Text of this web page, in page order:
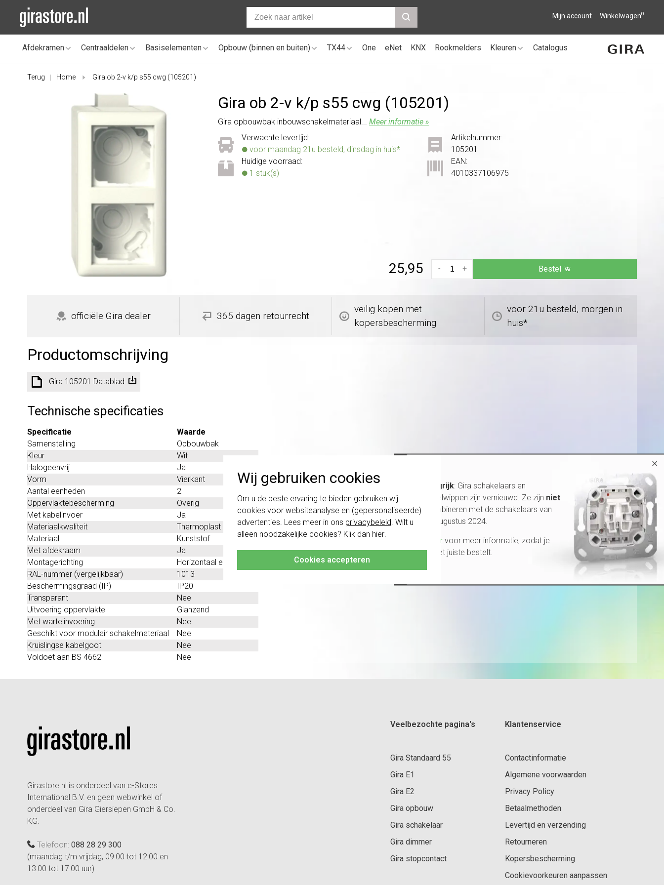
Wij gebruiken cookies
Om u de beste ervaring te bieden gebruiken wij
cookies voor websiteanalyse en (gepersonaliseerde)
advertenties. Lees meer in ons privacybeleid . Wilt u
alleen noodzakelijke cookies? Klik dan hier
Cookies accepteren
Mijn account Winkelwagen0
Afdekramen Centraaldelen Basiselementen Opbouw (binnen en buiten) TX44 One eNet KNX Rookmelders Kleuren Catalogus
Terug Home Gira ob 2-v k/p s55 cwg (105201)
Gira ob 2-v k/p s55 cwg (105201)
Gira opbouwbak inbouwschakelmateriaal...Meer informatie »
Verwachte levertijd:
voor maandag 21u besteld, dinsdag in huis*
Huidige voorraad:
1 stuk(s)
Artikelnummer:
105201
EAN:
4010337106975
25,95 +
- Bestel
officiële Gira dealer 365 dagen retourrecht
veilig kopen met
kopersbescherming
voor 21u besteld, morgen in
huis*
Productomschrijving
Gira 105201 Datablad
Technische specificaties
Specificatie
Waarde
Samenstelling
Opbouwbak
Kleur
Wit
Halogeenvrij
Ja
Vorm
Vierkant
Aantal eenheden
2
Oppervlaktebescherming
Overig
Met kabelinvoer
Ja
Materiaalkwaliteit
Thermoplast
Materiaal
Kunststof
Met afdekraam
Ja
Montagerichting
Horizontaal en verticaal
RAL-nummer (vergelijkbaar)
1013
Beschermingsgraad (IP)
IP20
Transparant
Nee
Uitvoering oppervlakte
Glanzend
Met wartelinvoering
Nee
Geschikt voor modulair schakelmateriaal
Nee
Kruislingse kabelgoot
Nee
Voldoet aan BS 4662
Nee
Girastore.nl is onderdeel van e-Stores
International B.V. en geen webwinkel of
onderdeel van Gira Giersiepen GmbH & Co.
KG.
Telefoon: 088 28 29 300
(maandag t/m vrijdag, 09:00 tot 12:00 en
13:00 tot 17:00 uur)
Veelbezochte pagina's
Gira Standaard 55
Gira E1
Gira E2
Gira opbouw
Gira schakelaar
Gira dimmer
Gira stopcontact
Klantenservice
Contactinformatie
Algemene voorwaarden
Privacy Policy
Betaalmethoden
Levertijd en verzending
Retourneren
Kopersbescherming
Cookievoorkeuren aanpassen
×
Belangrijk: Gira schakelaars en
schakelwippen zijn vernieuwd. Ze zijn niet
te combineren met de schakelaars van
vóór augustus 2024.
Klik hier voor meer informatie, zodat je
altijd het juiste bestelt.